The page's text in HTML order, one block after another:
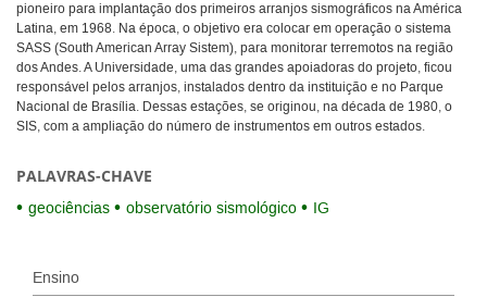
pioneiro para implantação dos primeiros arranjos sismográficos na América
Latina, em 1968. Na época, o objetivo era colocar em operação o sistema
SASS (South American Array Sistem), para monitorar terremotos na região
dos Andes. A Universidade, uma das grandes apoiadoras do projeto, ficou
responsável pelos arranjos, instalados dentro da instituição e no Parque
Nacional de Brasília. Dessas estações, se originou, na década de 1980, o
SIS, com a ampliação do número de instrumentos em outros estados.
PALAVRAS-CHAVE
geociências observatório sismológico IG
Ensino